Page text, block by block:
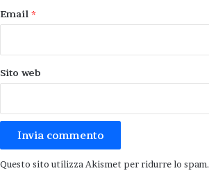
Email *
Sito web
Questo sito utilizza Akismet per ridurre lo spam.